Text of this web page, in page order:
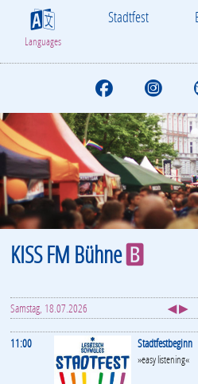
S
Languages
Stadtfest
F I
KISS FM BühneB
Samstag, 18.07.2026 ◀ ▶
11:00 Stadtfestbeginn
»easy listening«